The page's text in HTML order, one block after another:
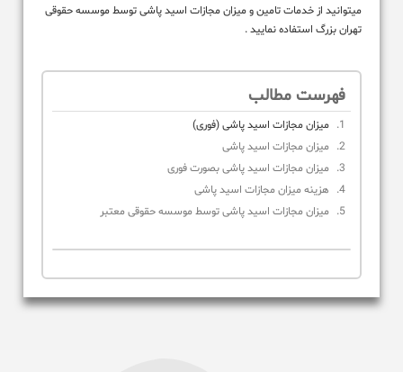
میتوانید از خدمات تامین و میزان مجازات اسید پاشی توسط موسسه حقوقی
تهران بزرگ استفاده نمایید .
فهرست مطالب
میزان مجازات اسید پاشی (فوری)
میزان مجازات اسید پاشی
میزان مجازات اسید پاشی بصورت فوری
هزینه میزان مجازات اسید پاشی
میزان مجازات اسید پاشی توسط موسسه حقوقی معتبر